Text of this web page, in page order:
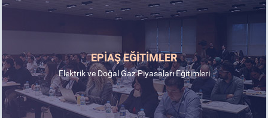
EPİAŞ EĞİTİMLER
Elektrik ve Doğal Gaz Piyasaları Eğitimleri